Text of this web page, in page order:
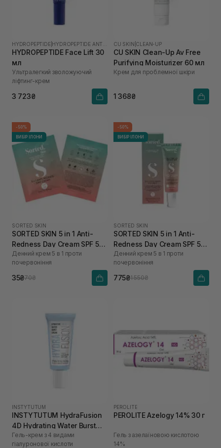
HYDROPEPTIDE
HYDROPEPTIDE Face Lift 30
мл
Ультралегкий зволожуючий
ліфтинг-крем
3 723₴
CU SKIN CLEAN-UP
CU SKIN Clean-Up Av Free
Purifying Moisturizer 60 мл
Крем для проблемної шкіри
1 368₴
-50%
ВИБІР ІЛОНИ
SORTED SKIN
SORTED SKIN 5 in 1 Anti-
Redness Day Cream SPF 50
2 мл
Денний крем 5 в 1 проти
почервоніння
35₴70₴
-50%
ВИБІР ІЛОНИ
SORTED SKIN
SORTED SKIN 5 in 1 Anti-
Redness Day Cream SPF 50
30 мл
Денний крем 5 в 1 проти
почервоніння
775₴1 550₴
INSTYTUTUM
INSTYTUTUM HydraFusion
4D Hydrating Water Burst
Cream 15 мл
Гель-крем з 4 видами
гіалуронової кислоти
PEROLITE
PEROLITE Azelogy 14% 30 г
Гель з азелаїновою кислотою
14%